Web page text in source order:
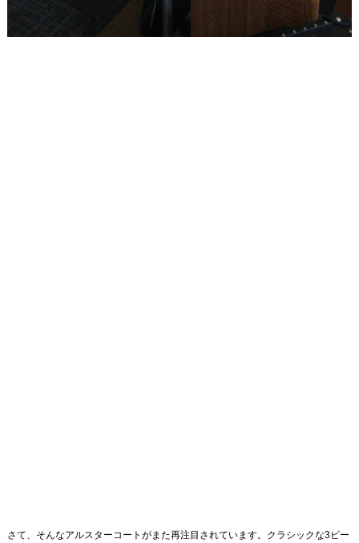
さて、そんなアルスターコートがまた再注目されています。クラシックな3ピー